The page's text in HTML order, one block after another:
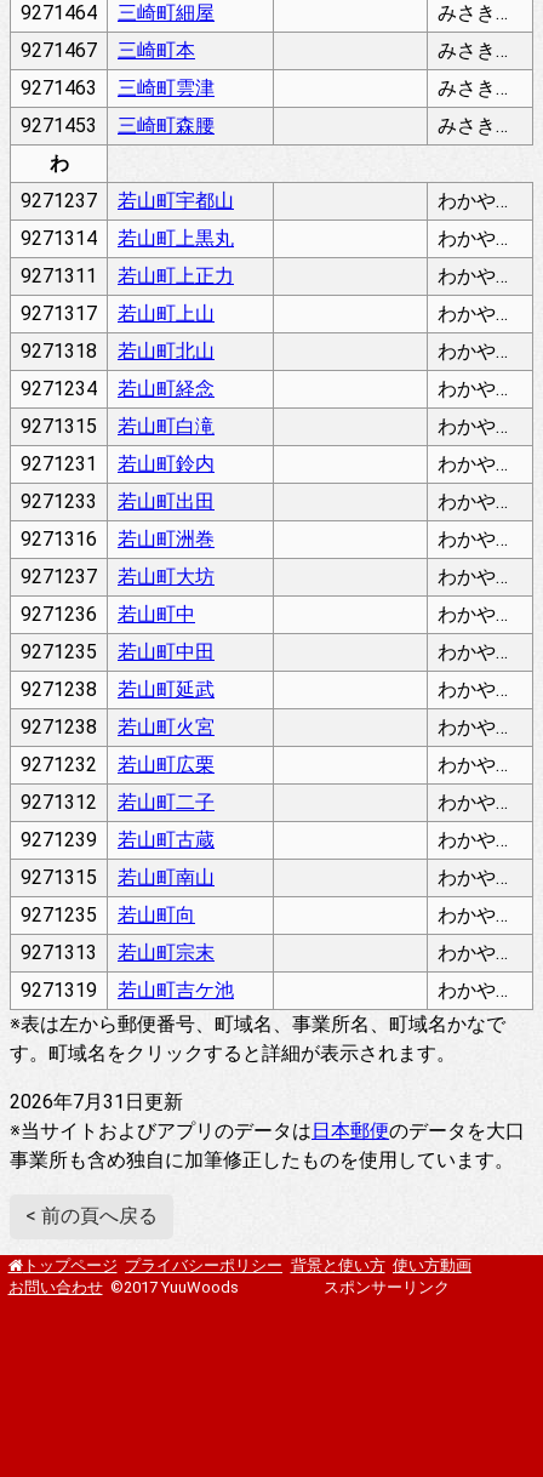
9271464
三崎町細屋
みさきまちほそや
9271467
三崎町本
みさきまちほん
9271463
三崎町雲津
みさきまちもづ
9271453
三崎町森腰
みさきまちもりこし
わ
9271237
若山町宇都山
わかやままちうつやま
9271314
若山町上黒丸
わかやままちかみくろまる
9271311
若山町上正力
わかやままちかみしょうりき
9271317
若山町上山
わかやままちかみやま
9271318
若山町北山
わかやままちきたやま
9271234
若山町経念
わかやままちきょうねん
9271315
若山町白滝
わかやままちしらたき
9271231
若山町鈴内
わかやままちすずない
9271233
若山町出田
わかやままちすった
9271316
若山町洲巻
わかやままちすまき
9271237
若山町大坊
わかやままちだいぼう
9271236
若山町中
わかやままちなか
9271235
若山町中田
わかやままちなかだ
9271238
若山町延武
わかやままちのぶたけ
9271238
若山町火宮
わかやままちひみや
9271232
若山町広栗
わかやままちひろぐり
9271312
若山町二子
わかやままちふたご
9271239
若山町古蔵
わかやままちふるくら
9271315
若山町南山
わかやままちみなみやま
9271235
若山町向
わかやままちむかい
9271313
若山町宗末
わかやままちむねすえ
9271319
若山町吉ケ池
わかやままちよしがいけ
※表は左から郵便番号、町域名、事業所名、町域名かなで
す。町域名をクリックすると詳細が表示されます。
2026年7月31日更新
※当サイトおよびアプリのデータは日本郵便のデータを大口
事業所も含め独自に加筆修正したものを使用しています。
< 前の頁へ戻る
トップページ プライバシーポリシー 背景と使い方 使い方動画
お問い合わせ ©2017 YuuWoods スポンサーリンク